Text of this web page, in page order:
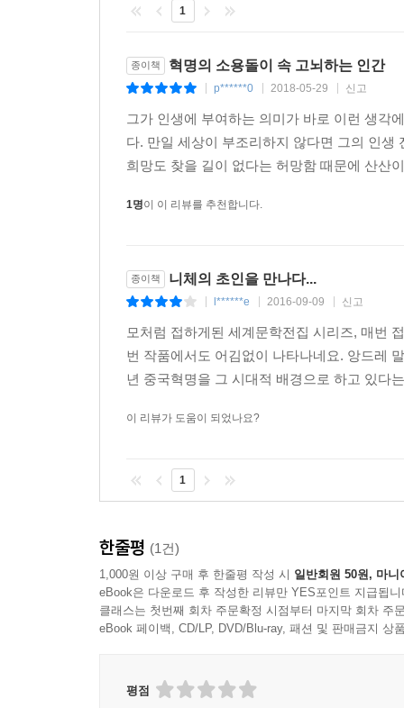
계속해서 불규칙적으로 내지르고 있다.
그자들은 군벌 채찍 아래 배를 깔고 납작 엎드려
우리에게 혁명을 가르쳤다고 떠들어 댑니
상스러운 중국어로 격렬하게 내뱉는 이 모든 말
중국 혁명에 대한 말로의 통찰을 엿볼 수 있는
시대는 머지않아 종말을 고할 것이며, 늙고 병든
시작되는 것이다.
▶ 현대적 글쓰기의 모범!
강렬하며 간결한 문체로 사건의 긴장감을 더한 르
앙드레 말로는 초대 프랑스 문화부 장관을 지내
『정복자들』이 오리엔탈리즘적 소설로 비판받
여행자 시각으로 소개하거나, 현장의 경험을 주
전통적 서술 방식은 철저히 배제돼 있다.
『정복자들』의 서술자가 제공하는 정보량은 지
주는 독서의 안내자가 되어 주지 못한다. 게다가
정보조차 소설 속에는 거의 드러나지 않는다.
6월 25일.
1
종이책 혁명의 소용돌이 속 고뇌하는 인간
p******0 2018-05-29 신고
그가 인생에 부여하는 의미가 바로 이런 생각
다. 만일 세상이 부조리하지 않다면 그의 인
희망도 찾을 길이 없다는 허망함 때문에 산산
1명이 이 리뷰를 추천합니다.
종이책 니체의 초인을 만나다...
l******e 2016-09-09 신고
모처럼 접하게된 세계문학전집 시리즈, 매번
번 작품에서도 어김없이 나타나네요. 앙드레
년 중국혁명을 그 시대적 배경으로 하고 있다
이 리뷰가 도움이 되었나요?
1
한줄평 (1건)
1,000원 이상 구매 후 한줄평 작성 시 일반회원 50원, 마니
eBook은 다운로드 후 작성한 리뷰만 YES포인트 지급됩니
클래스는 첫번째 회차 주문확정 시점부터 마지막 회차 주
eBook 페이백, CD/LP, DVD/Blu-ray, 패션 및 판매금지 상
평점